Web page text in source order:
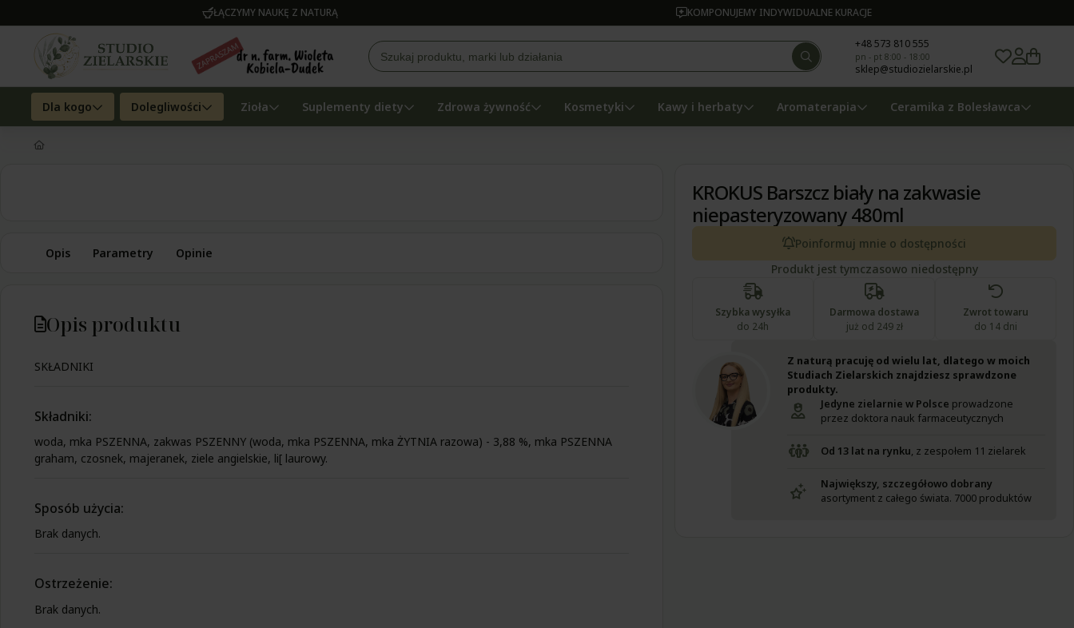
ŁĄCZYMY NAUKĘ Z NATURĄ KOMPONUJEMY INDYWIDUALNE KURACJE
+48 573 810 555
pn - pt 8:00 - 18:00
sklep@studiozielarskie.pl
Dla kogo Dolegliwości Zioła Suplementy diety Zdrowa żywność Kosmetyki Kawy i herbaty Aromaterapia Ceramika z Bolesławca
KROKUS Barszcz biały na zakwasie
niepasteryzowany 480ml
Poinformuj mnie o dostępności
Produkt jest tymczasowo niedostępny
Szybka wysyłka
do 24h
Darmowa dostawa
już od 249 zł
Zwrot towaru
do 14 dni
Z naturą pracuję od wielu lat, dlatego w moich
Studiach Zielarskich znajdziesz sprawdzone
produkty.
Jedyne zielarnie w Polsce prowadzone
przez doktora nauk farmaceutycznych
Od 13 lat na rynku, z zespołem 11 zielarek
Największy, szczegółowo dobrany
asortyment z całego świata. 7000 produktów
Opis Parametry Opinie
Opis produktu
SKŁADNIKI
Składniki:
woda, mka PSZENNA, zakwas PSZENNY (woda, mka PSZENNA, mka ŻYTNIA razowa) - 3,88 %, mka PSZENNA
graham, czosnek, majeranek, ziele angielskie, li[ laurowy.
Sposób użycia:
Brak danych.
Ostrzeżenie:
Brak danych.